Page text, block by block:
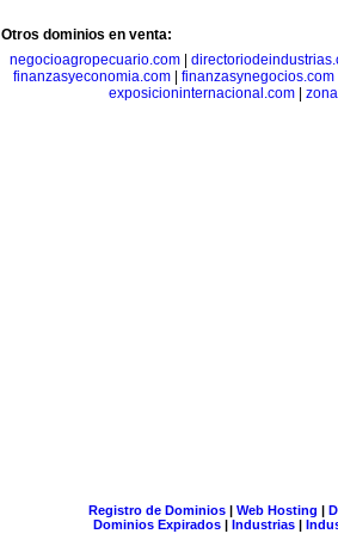
Otros dominios en venta:
negocioagropecuario.com
finanzasyeconomia.com| finanzasynegocios.com
exposicioninternacional.com|
Registro de Dominios| Web Hosting |
Dominios Expirados | Industrias |